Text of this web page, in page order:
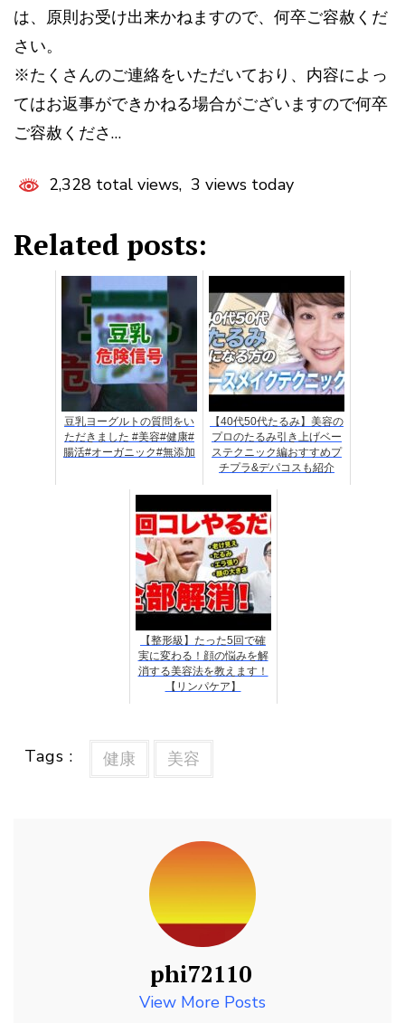
は、原則お受け出来かねますので、何卒ご容赦くだ
さい。
※たくさんのご連絡をいただいており、内容によっ
てはお返事ができかねる場合がございますので何卒
ご容赦くださ…
2,328 total views, 3 views today
Related posts:
豆乳ヨーグルトの質問をい
ただきました #美容#健康#
腸活#オーガニック#無添加
【40代50代たるみ】美容の
プロのたるみ引き上げベー
ステクニック編おすすめプ
チプラ&デパコスも紹介
【整形級】たった5回で確
実に変わる！顔の悩みを解
消する美容法を教えます！
【リンパケア】
Tags : 健康 美容
phi72110
View More Posts